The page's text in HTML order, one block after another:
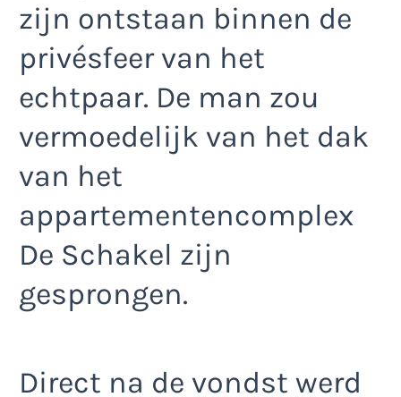
zijn ontstaan binnen de
privésfeer van het
echtpaar. De man zou
vermoedelijk van het dak
van het
appartementencomplex
De Schakel zijn
gesprongen.
Direct na de vondst werd